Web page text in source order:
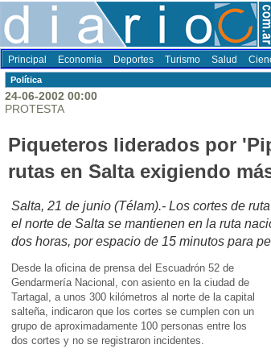
Principal Economia Deportes Turismo Salud
Polí­tica
24-06-2002 00:00
PROTESTA
Piqueteros liderados por
rutas en Salta exigiendo
Salta, 21 de junio (Télam).- Los cortes de
el norte de Salta se mantienen en la ruta
dos horas, por espacio de 15 minutos para
Desde la oficina de prensa del Escuadrón 52 de
Gendarmería Nacional, con asiento en la ciudad de
Tartagal, a unos 300 kilómetros al norte de la capital
salteña, indicaron que los cortes se cumplen con un
grupo de aproximadamente 100 personas entre los
dos cortes y no se registraron incidentes.